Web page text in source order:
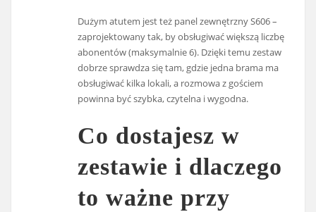
Dużym atutem jest też panel zewnętrzny S606 –
zaprojektowany tak, by obsługiwać większą liczbę
abonentów (maksymalnie 6). Dzięki temu zestaw
dobrze sprawdza się tam, gdzie jedna brama ma
obsługiwać kilka lokali, a rozmowa z gościem
powinna być szybka, czytelna i wygodna.
Co dostajesz w
zestawie i dlaczego
to ważne przy